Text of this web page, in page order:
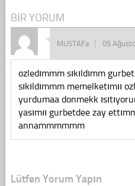
BIR YORUM
MUSTAFa 05
ozledımmm sıkıldımm
sıkıldımmm memelketımıı
yurdumaa donmekk
yasımıı gurbetdee zay
annammmmmm
Lütfen Yorum Yapın